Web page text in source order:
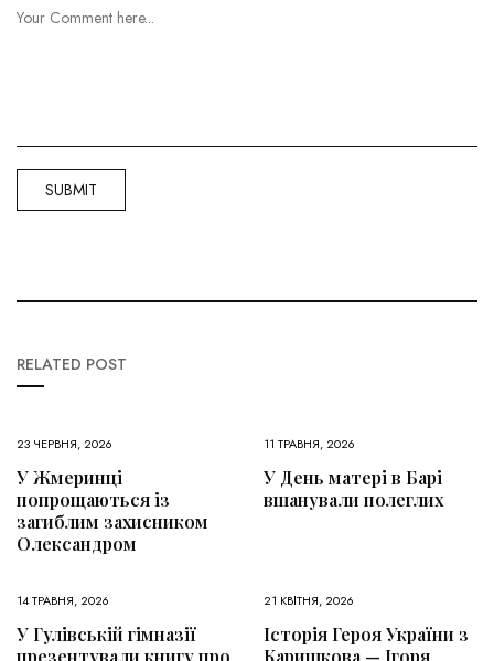
RELATED POST
23 ЧЕРВНЯ, 2026
У Жмеринці
попрощаються із
загиблим захисником
Олександром
11 ТРАВНЯ, 2026
У День матері в Барі
вшанували полеглих
14 ТРАВНЯ, 2026
У Гулівській гімназії
презентували книгу про
21 КВІТНЯ, 2026
Історія Героя України з
Каришкова — Ігоря